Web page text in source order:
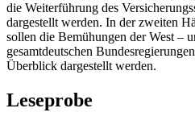
die Weiterführung des
dargestellt werden. In der zweiten
sollen die Bemühungen der West –
gesamtdeutschen
Überblick dargestellt werden.
Leseprobe